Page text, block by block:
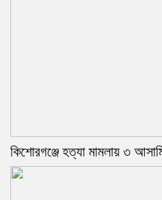
কিশোরগঞ্জে হত্যা মামলায় ৩